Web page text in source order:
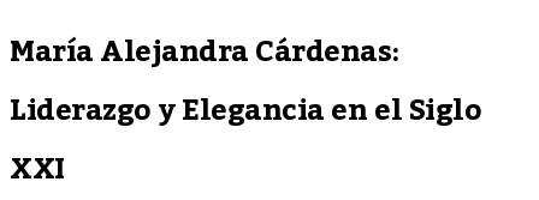
María Alejandra Cárdenas:
Liderazgo y Elegancia en el Siglo
XXI